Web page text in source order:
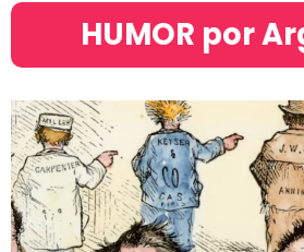
HUMOR por